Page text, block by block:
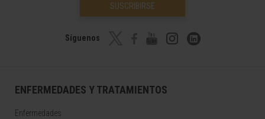
SUSCRIBIRSE
Síguenos
ENFERMEDADES Y TRATAMIENTOS
Enfermedades